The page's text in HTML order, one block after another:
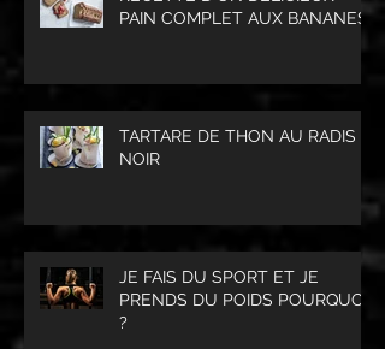
PAIN COMPLET AUX BANANES
TARTARE DE THON AU RADIS
NOIR
JE FAIS DU SPORT ET JE
PRENDS DU POIDS POURQUOI
?